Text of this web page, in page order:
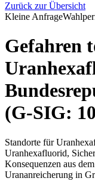
Zurück zur Übersicht
Kleine Anfrage
Gefahren
(G-SIG:
Standorte für
Uranhexafluorid,
Konsequenzen aus
Urananreicherung in